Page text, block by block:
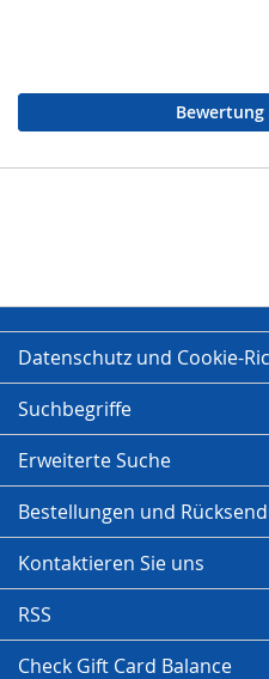
Bewertung
Datenschutz und Cookie-
Suchbegriffe
Erweiterte Suche
Bestellungen und
Kontaktieren Sie uns
RSS
Check Gift Card Balance